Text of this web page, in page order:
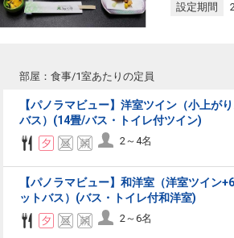
設定期間
部屋：食事/1室あたりの定員
【パノラマビュー】洋室ツイン（小上が
バス）(14畳/バス・トイレ付ツイン)
2～4名
【パノラマビュー】和洋室（洋室ツイン
ットバス）(バス・トイレ付和洋室)
2～6名